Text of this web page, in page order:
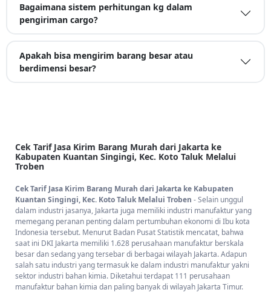
Bagaimana sistem perhitungan kg dalam
pengiriman cargo?
Apakah bisa mengirim barang besar atau
berdimensi besar?
Cek Tarif Jasa Kirim Barang Murah dari Jakarta ke
Kabupaten Kuantan Singingi, Kec. Koto Taluk Melalui
Troben
Cek Tarif Jasa Kirim Barang Murah dari Jakarta ke Kabupaten
Kuantan Singingi, Kec. Koto Taluk Melalui Troben - Selain unggul
dalam industri jasanya, Jakarta juga memiliki industri manufaktur yang
memegang peranan penting dalam pertumbuhan ekonomi di Ibu kota
Indonesia tersebut. Menurut Badan Pusat Statistik mencatat, bahwa
saat ini DKI Jakarta memiliki 1.628 perusahaan manufaktur berskala
besar dan sedang yang tersebar di berbagai wilayah Jakarta. Adapun
salah satu industri yang termasuk ke dalam industri manufaktur yakni
sektor industri bahan kimia. Diketahui terdapat 111 perusahaan
manufaktur bahan kimia dan paling banyak di wilayah Jakarta Timur.